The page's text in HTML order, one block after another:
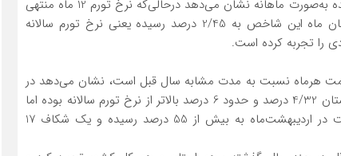
داده‌های مرکز آمار کشور درباره شاخص قیمت مصرف‌کننده به‌صورت ماهانه نشان می‌دهد درحالی‌که نرخ تورم 12 ماه منتهی
به فروردین‌ماه امسال در استان 3/38 درصد بوده،در آبان ماه این شاخص به 2/45 درصد رسیده یعنی نرخ تورم سالانه
را تجربه کرده است.
قیمت هرماه نسبت به مدت مشابه سال قبل است، نشان می‌دهد در
فروردین‌ امسال نرخ تورم نقطه‌به‌نقطه برای خانوارهای استان 4/32 درصد و حدود 6 درصد بالاتر از نرخ تورم سالانه بوده اما
این شاخص در خردادماه و بعد از تحولات یارانه‌ای دولت در اردیبهشت‌ماه به بیش از 55 درصد رسیده و یک شکاف 17